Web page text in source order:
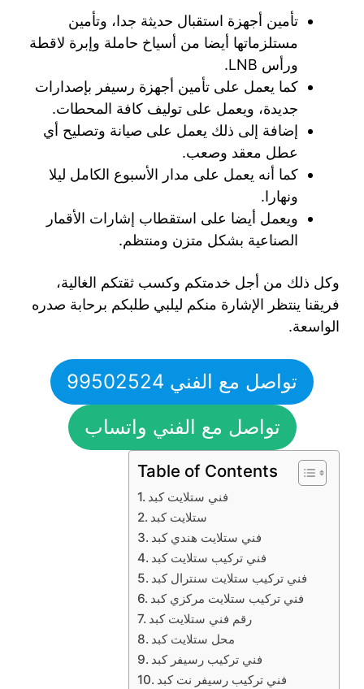
تأمين أجهزة استقبال حديثة جدا، وتأمين
مستلزماتها أيضا من أسياخ حاملة وإبرة لاقطة
ورأس LNB.
كما يعمل على تأمين أجهزة رسيفر بإصدارات
جديدة، ويعمل على توليف كافة المحطات.
إضافة إلى ذلك يعمل على صيانة وتصليح أي
عطل معقد وصعب.
كما أنه يعمل على مدار الأسبوع الكامل ليلا
ونهارا.
ويعمل أيضا على استقطاب إشارات الأقمار
الصناعية بشكل متزن ومنتظم.
وكل ذلك من أجل خدمتكم وكسب ثقتكم الغالية،
فريقنا ينتظر الإشارة منكم ليلبي طلبكم برحابة صدره
الواسعة.
تواصل مع الفني 99502524
تواصل مع الفني واتساب
Table of Contents
فني ستلايت كبد
ستلايت كبد
فني ستلايت هندي كبد
فني تركيب ستلايت كبد
فني تركيب ستلايت سنترال كبد
فني تركيب ستلايت مركزي كبد
رقم فني ستلايت كبد
محل ستلايت كبد
فني تركيب رسيفر كبد
فني تركيب رسيفر نت كبد